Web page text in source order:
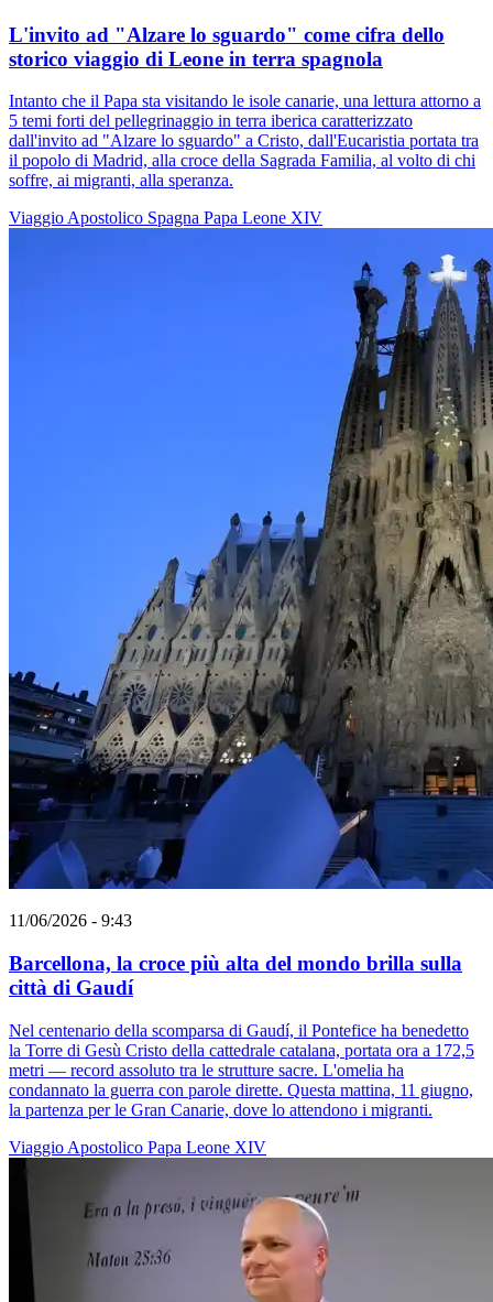
L'invito ad "Alzare lo sguardo" come cifra dello
storico viaggio di Leone in terra spagnola
Intanto che il Papa sta visitando le isole canarie, una lettura attorno a
5 temi forti del pellegrinaggio in terra iberica caratterizzato
dall'invito ad "Alzare lo sguardo" a Cristo, dall'Eucaristia portata tra
il popolo di Madrid, alla croce della Sagrada Familia, al volto di chi
soffre, ai migranti, alla speranza.
Viaggio Apostolico Spagna Papa Leone XIV
11/06/2026 - 9:43
Barcellona, la croce più alta del mondo brilla sulla
città di Gaudí
Nel centenario della scomparsa di Gaudí, il Pontefice ha benedetto
la Torre di Gesù Cristo della cattedrale catalana, portata ora a 172,5
metri — record assoluto tra le strutture sacre. L'omelia ha
condannato la guerra con parole dirette. Questa mattina, 11 giugno,
la partenza per le Gran Canarie, dove lo attendono i migranti.
Viaggio Apostolico Papa Leone XIV